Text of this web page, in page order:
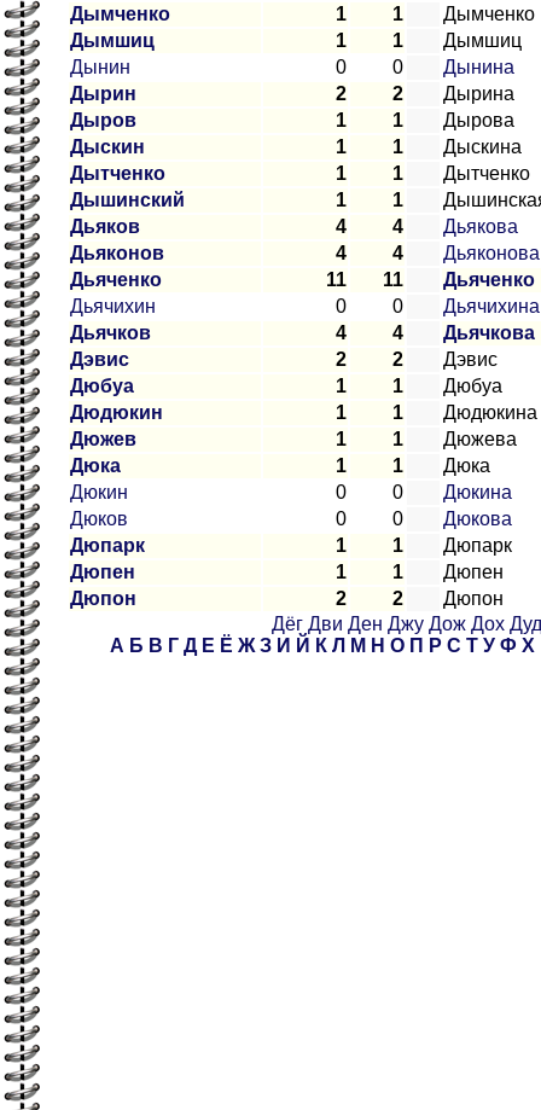
Дымченко 1 1
Дымченко
Дымшиц
1 1
Дымшиц
Дынин
0 0
Дынина
Дырин
2 2
Дырина
Дыров
1 1
Дырова
Дыскин
1 1
Дыскина
Дытченко
1 1
Дытченко
Дышинский
1 1
Дьяков
4 4
Дьякова
Дьяконов
4 4
Дьяконова
Дьяченко
11 11
Дьяченко
Дьячихин
0 0
Дьячихина
Дьячков
4 4
Дьячкова
Дэвис
2 2
Дэвис
Дюбуа
1 1
Дюбуа
Дюдюкин
1 1
Дюдюкина
Дюжев
1 1
Дюжева
Дюка
1 1
Дюка
Дюкин
0 0
Дюкина
Дюков
0 0
Дюкова
Дюпарк
1 1
Дюпарк
Дюпен
1 1
Дюпен
Дюпон
2 2
Дюпон
Дёг Дви Ден Джу Дож Дох Дуд
А Б В Г Д Е Ё Ж З И Й К Л М Н О П Р С Т У Ф Х